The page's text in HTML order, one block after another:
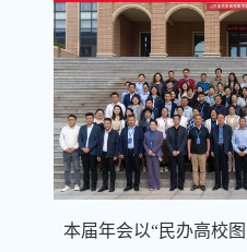
本届年会以“民办高校